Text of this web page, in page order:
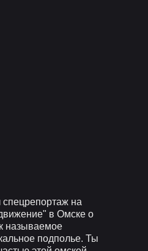
на
в Омске о
называемое
подполье. Ты